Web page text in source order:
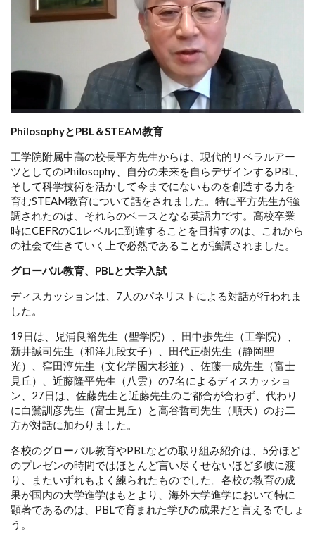
PhilosophyとPBL＆STEAM教育
工学院附属中高の校長平方先生からは、現代的リベラルアー
ツとしてのPhilosophy、自分の未来を自らデザインするPBL、
そして科学技術を活かして今までにないものを創造する力を
育むSTEAM教育について話をされました。特に平方先生が強
調されたのは、それらのベースとなる英語力です。高校卒業
時にCEFRのC1レベルに到達することを目指すのは、これから
の社会で生きていく上で必然であることが強調されました。
グローバル教育、PBLと大学入試
ディスカッションは、7人のパネリストによる対話が行われま
した。
19日は、児浦良裕先生（聖学院）、田中歩先生（工学院）、
新井誠司先生（和洋九段女子）、田代正樹先生（静岡聖
光）、窪田淳先生（文化学園大杉並）、佐藤一成先生（富士
見丘）、近藤隆平先生（八雲）の7名によるディスカッショ
ン、27日は、佐藤先生と近藤先生のご都合が合わず、代わり
に白鶯訓彦先生（富士見丘）と高谷哲司先生（順天）のお二
方が対話に加わりました。
各校のグローバル教育やPBLなどの取り組み紹介は、5分ほど
のプレゼンの時間ではほとんど言い尽くせないほど多岐に渡
り、またいずれもよく練られたものでした。各校の教育の成
果が国内の大学進学はもとより、海外大学進学において特に
顕著であるのは、PBLで育まれた学びの成果だと言えるでしょ
う。